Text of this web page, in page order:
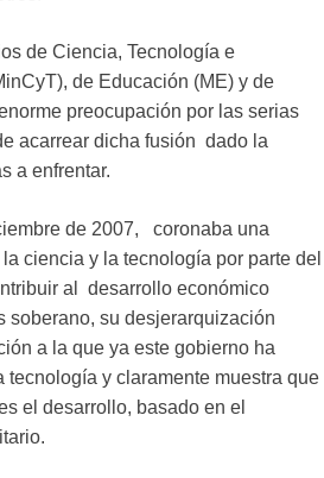
de Ciencia, Tecnología e
de Educación (ME) y de
preocupación por las serias
acarrear dicha fusión dado la
a enfrentar.
de 2007, coronaba una
ciencia y la tecnología por parte del
al desarrollo económico
soberano, su desjerarquización
a la que ya este gobierno ha
tecnología y claramente muestra que
el desarrollo, basado en el